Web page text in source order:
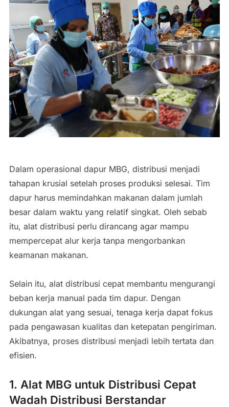
Dalam operasional dapur MBG, distribusi menjadi
tahapan krusial setelah proses produksi selesai. Tim
dapur harus memindahkan makanan dalam jumlah
besar dalam waktu yang relatif singkat. Oleh sebab
itu, alat distribusi perlu dirancang agar mampu
mempercepat alur kerja tanpa mengorbankan
keamanan makanan.
Selain itu, alat distribusi cepat membantu mengurangi
beban kerja manual pada tim dapur. Dengan
dukungan alat yang sesuai, tenaga kerja dapat fokus
pada pengawasan kualitas dan ketepatan pengiriman.
Akibatnya, proses distribusi menjadi lebih tertata dan
efisien.
1. Alat MBG untuk Distribusi Cepat
Wadah Distribusi Berstandar